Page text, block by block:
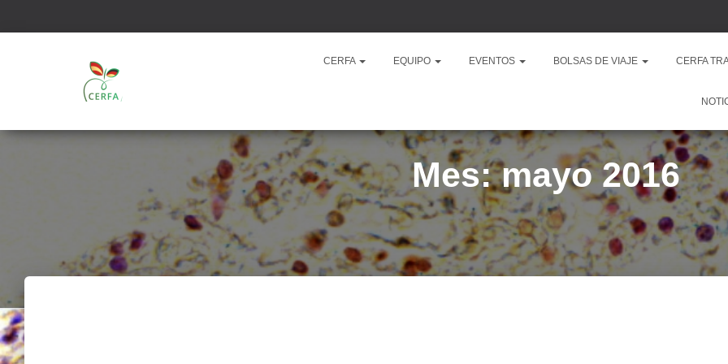
CERFA EQUIPO EVENTOS BOLSAS DE VIAJE CERFA
Mes: mayo 2016